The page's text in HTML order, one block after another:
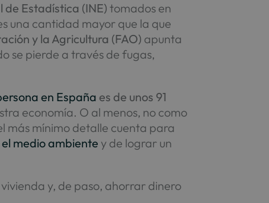
de Estadística (INE) tomados en
una cantidad mayor que la que
y la Agricultura (FAO) apunta
se pierde a través de fugas,
en España es de unos 91
economía. O al menos, no como
más mínimo detalle cuenta para
medio ambiente y de lograr un
y, de paso, ahorrar dinero